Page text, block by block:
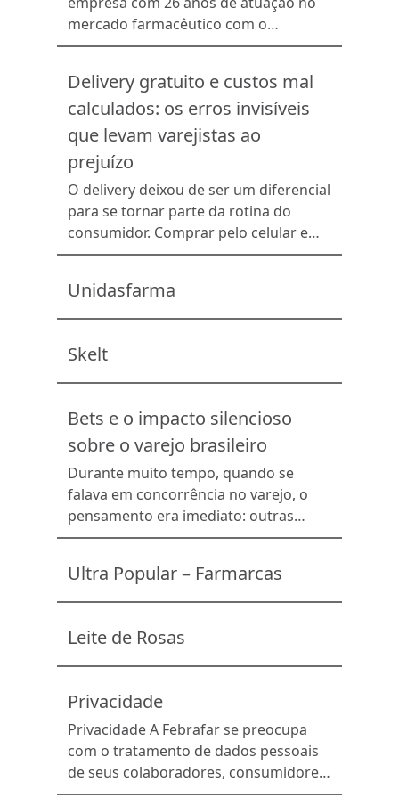
mercado farmacêutico com o
propósito de melhorar a vida das
contamos com 74 redes de farmácias
independentes associadas e mais de
20 mil farmácias em todos os estados
do Brasil e no Distrito Federal, além de
grandes indústrias farmacêuticas […]
Delivery gratuito e custos mal
calculados: os erros invisíveis
que levam varejistas ao
prejuízo
O delivery deixou de ser um diferencial
para se tornar parte da rotina do
consumidor. Comprar pelo celular e
receber em casa com rapidez já é uma
todos os segmentos do varejo, de
supermercados e farmácias até
conveniência. Nesse cenário, a
questão para as empresas […]
Unidasfarma
Skelt
Bets e o impacto silencioso
sobre o varejo brasileiro
Durante muito tempo, quando se
falava em concorrência no varejo, o
pensamento era imediato: outras
lojas, redes ou canais de venda
uma transformação silenciosa vem
alterando essa lógica e levantando
economia. Em artigo publicado
recentemente no Panorama
presidente da Febrafar e da […]
Ultra Popular – Farmarcas
Leite de Rosas
Privacidade
Privacidade A Febrafar se preocupa
com o tratamento de dados pessoais
de seus colaboradores, consumidores
e parceiros em geral. Por isso,